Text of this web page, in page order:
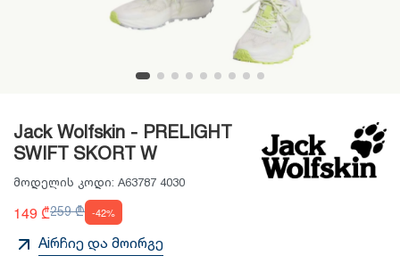
Jack Wolfskin - PRELIGHT
SWIFT SKORT W
მოდელის კოდი: A63787 4030
149 ₾259 ₾ -42%
Aiრჩიე და მოირგე